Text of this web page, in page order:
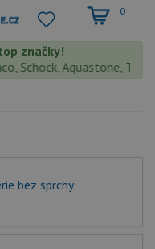
0
značky!
Schock, Aquastone,
bez sprchy